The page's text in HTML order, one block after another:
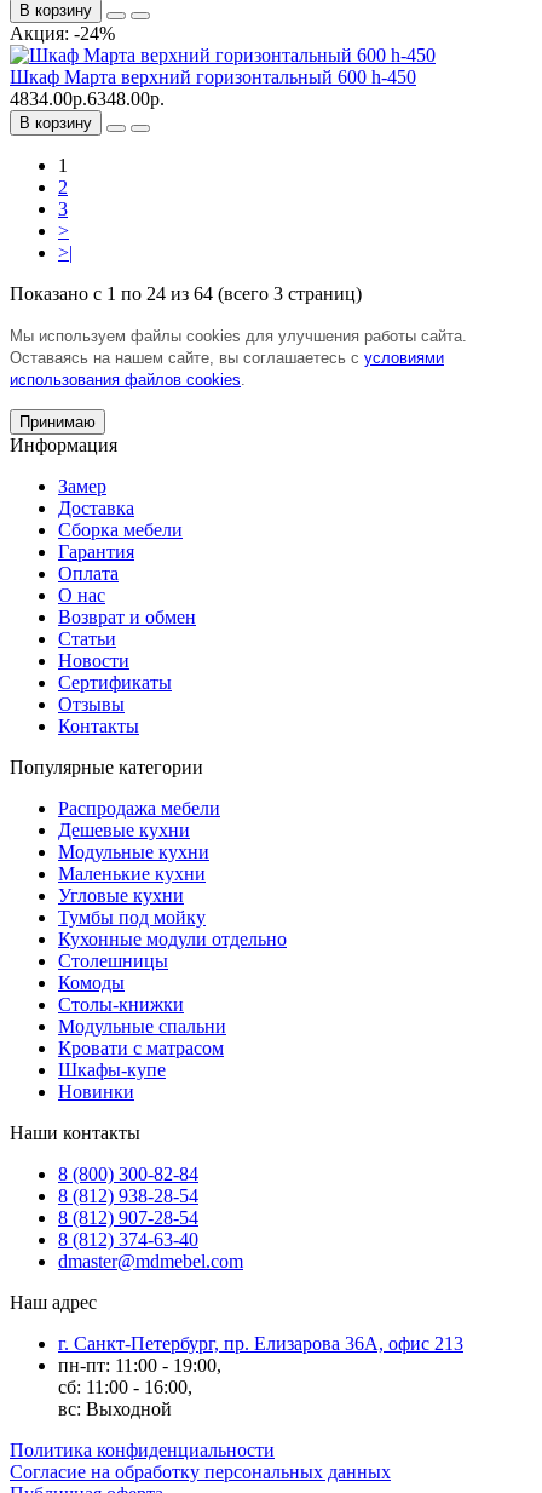
В корзину
Акция: -24%
Шкаф Марта верхний горизонтальный 600 h-450
4834.00р.6348.00р.
В корзину
1
2
3
>
>|
Показано с 1 по 24 из 64 (всего 3 страниц)
Мы используем файлы cookies для улучшения работы сайта.
Оставаясь на нашем сайте, вы соглашаетесь с условиями
использования файлов cookies.
Принимаю
Информация
Замер
Доставка
Сборка мебели
Гарантия
Оплата
О нас
Возврат и обмен
Статьи
Новости
Сертификаты
Отзывы
Контакты
Популярные категории
Распродажа мебели
Дешевые кухни
Модульные кухни
Маленькие кухни
Угловые кухни
Тумбы под мойку
Кухонные модули отдельно
Столешницы
Комоды
Столы-книжки
Модульные спальни
Кровати с матрасом
Шкафы-купе
Новинки
Наши контакты
8 (800) 300-82-84
8 (812) 938-28-54
8 (812) 907-28-54
8 (812) 374-63-40
dmaster@mdmebel.com
Наш адрес
г. Санкт-Петербург, пр. Елизарова 36А, офис 213
пн-пт: 11:00 - 19:00,
сб: 11:00 - 16:00,
вс: Выходной
Политика конфиденциальности
Согласие на обработку персональных данных